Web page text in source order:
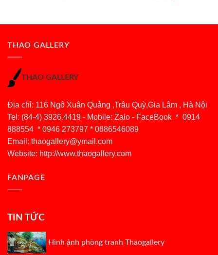
THAO GALLERY
THAO GALLERY
Địa chỉ: 116 Ngô Xuân Quảng ,Trâu Quỳ,Gia Lâm , Hà Nội
Tel: (84-4) 3926.4419 - Mobile: Zalo - FaceBook * 0914
888554 * 0946 273797 * 0886546089
Email: thaogallery@ymail.com
Website: http://www.thaogallery.com
FANPAGE
TIN TỨC
Hình ảnh phòng tranh Thaogallery